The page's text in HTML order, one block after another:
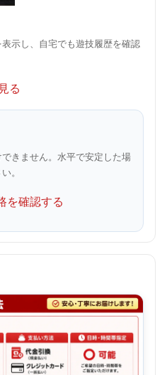
示し、自宅でも遊技履歴を確認
る
きません。水平で安定した場
。
を確認する